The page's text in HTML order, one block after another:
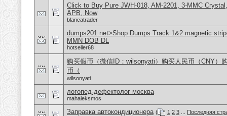
Click to Buy Pure JWH-018, AM-2201, 3-MMC
APB, Now
blancatrader
dumps201.net>Shop Dumps Track 1&2 magnetic
MMN DOB DL
hotseller68
购买假币（微信ID：wilsonyati）购买人民币（CNY）
币（
wilsonyati
логопед-дефектолог москва
mahaleksmos
Заправка автокондиционера ( 1 2 3
Последняя